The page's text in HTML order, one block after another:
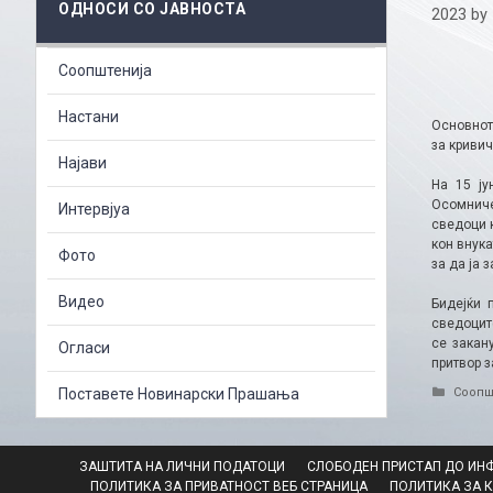
2023 by
за
На 15
сведоци
кон
за да ја
Бидејќи
се
притвор
ОДНОСИ СО ЈАВНОСТА
Соопштенија
Настани
Најави
Интервјуа
Фото
Видео
Огласи
Поставете Новинарски Прашања
ЗАШТИТА НА ЛИЧНИ ПОДАТОЦИ СЛОБОДЕН ПРИСТАП ДО
ПОЛИТИКА ЗА ПРИВАТНОСТ ВЕБ СТРАНИЦА
ПОЛИТИКА ЗА